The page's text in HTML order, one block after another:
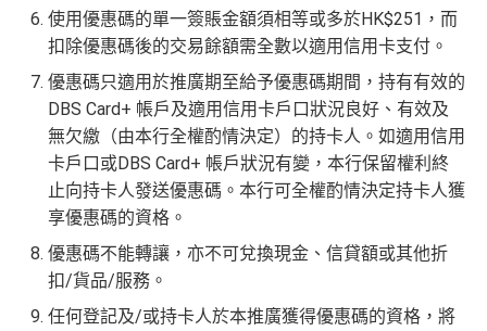
使用優惠碼的單一簽賬金額須相等或多於HK$251，而
扣除優惠碼後的交易餘額需全數以適用信用卡支付。
優惠碼只適用於推廣期至給予優惠碼期間，持有有效的
DBS Card+ 帳戶及適用信用卡戶口狀況良好、有效及
無欠繳（由本行全權酌情決定）的持卡人。如適用信用
卡戶口或DBS Card+ 帳戶狀況有變，本行保留權利終
止向持卡人發送優惠碼。本行可全權酌情決定持卡人獲
享優惠碼的資格。
優惠碼不能轉讓，亦不可兌換現金、信貸額或其他折
扣/貨品/服務。
任何登記及/或持卡人於本推廣獲得優惠碼的資格，將